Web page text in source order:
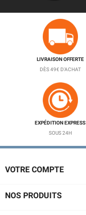
LIVRAISON OFFERTE
DÈS 49€ D'ACHAT
EXPÉDITION EXPRESS
SOUS 24H
VOTRE COMPTE
NOS PRODUITS